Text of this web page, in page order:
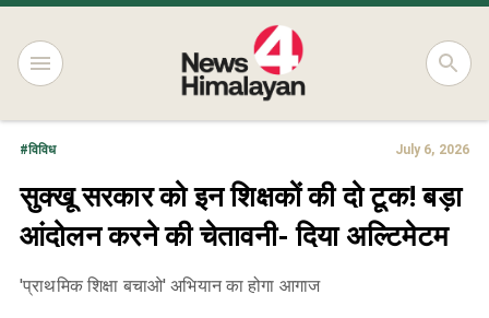
#विविध July 6, 2026
सुक्खू सरकार को इन शिक्षकों की दो टूक! बड़ा
आंदोलन करने की चेतावनी- दिया अल्टिमेटम
'प्राथमिक शिक्षा बचाओ' अभियान का होगा आगाज